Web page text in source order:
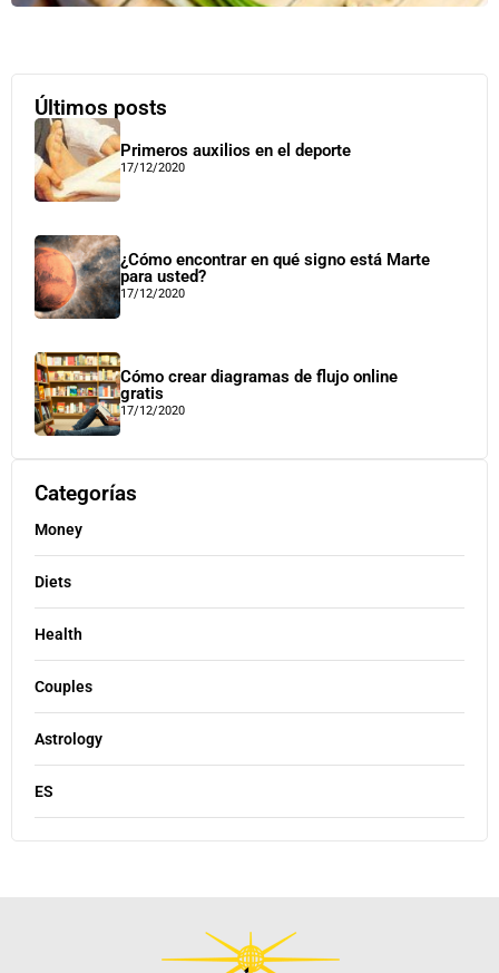
Últimos posts
Primeros auxilios en el deporte
17/12/2020
¿Cómo encontrar en qué signo está Marte
para usted?
17/12/2020
Cómo crear diagramas de flujo online
gratis
17/12/2020
Categorías
Money
Diets
Health
Couples
Astrology
ES